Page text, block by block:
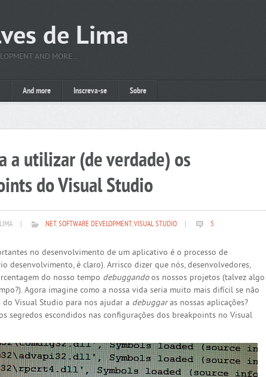
de Lima
AND MORE…
And more Inscreva-se Sobre
a utilizar (de verdade) os
do Visual Studio
.NET,SOFTWARE DEVELOPMENT,VISUAL STUDIO 5
no desenvolvimento de um aplicativo é o processo de
desenvolvimento, é claro). Arrisco dizer que nós, desenvolvedores,
do nosso tempo debuggandoos nossos projetos (talvez algo
Agora imagine como a nossa vida seria muito mais difícil se não
Visual Studio para nos ajudar a debuggaras nossas aplicações?
segredos escondidos nas configurações dos breakpoints no Visual